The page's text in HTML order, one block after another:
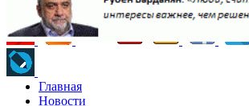
Главная
Новости